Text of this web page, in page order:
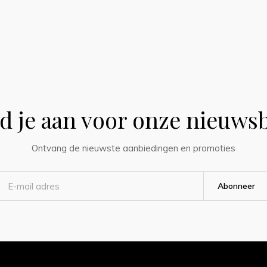
je aan voor onze
Ontvang de nieuwste aanbiedingen en promoties
Abonneer